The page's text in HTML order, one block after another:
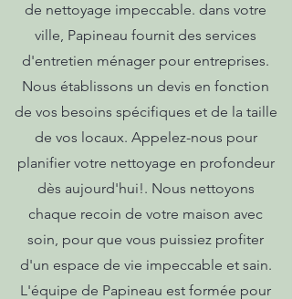
de nettoyage impeccable. dans votre
ville, Papineau fournit des services
d'entretien ménager pour entreprises.
Nous établissons un devis en fonction
de vos besoins spécifiques et de la taille
de vos locaux. Appelez-nous pour
planifier votre nettoyage en profondeur
dès aujourd'hui!. Nous nettoyons
chaque recoin de votre maison avec
soin, pour que vous puissiez profiter
d'un espace de vie impeccable et sain.
L'équipe de Papineau est formée pour